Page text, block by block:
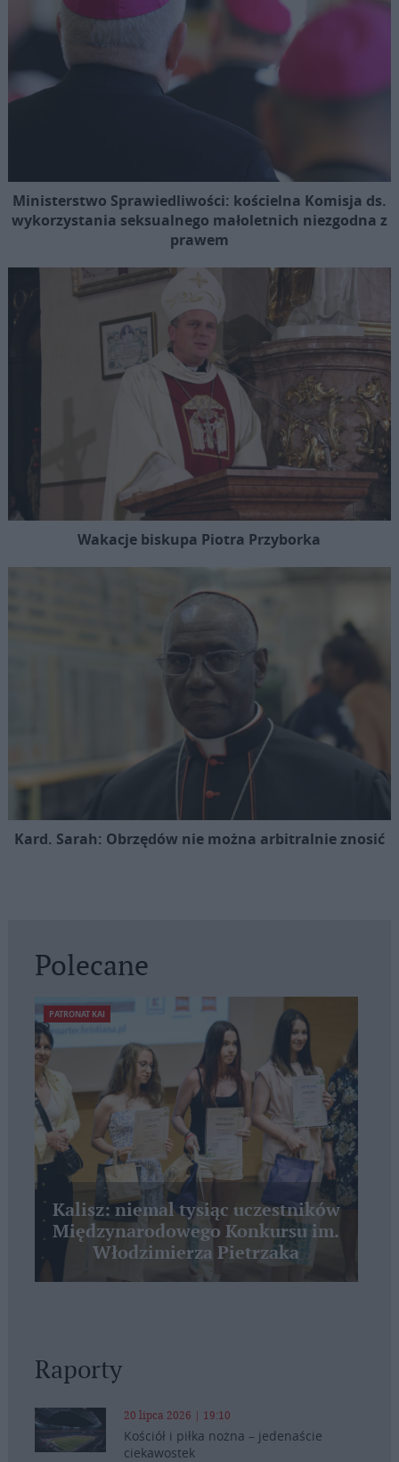
Ministerstwo Sprawiedliwości: kościelna Komisja ds.
wykorzystania seksualnego małoletnich niezgodna z
prawem
Wakacje biskupa Piotra Przyborka
Kard. Sarah: Obrzędów nie można arbitralnie znosić
Polecane
PATRONAT KAI
Kalisz: niemal tysiąc uczestników
Międzynarodowego Konkursu im.
Włodzimierza Pietrzaka
Raporty
20 lipca 2026 | 19:10
Kościół i piłka nożna – jedenaście
ciekawostek